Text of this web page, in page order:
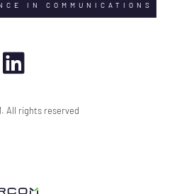
IN COMMUNICATIONS
All rights reserved